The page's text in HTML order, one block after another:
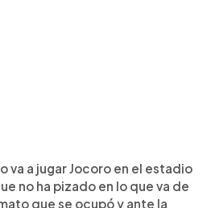
va a jugar Jocoro en el estadio
no ha pizado en lo que va de
que se ocupó y ante la